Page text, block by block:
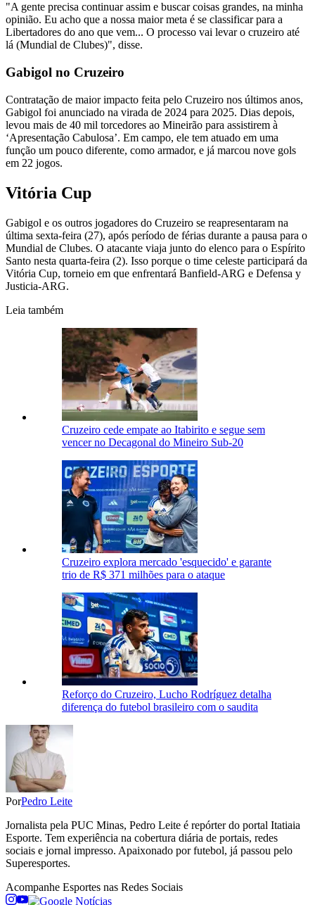
"A gente precisa continuar assim e buscar coisas grandes, na minha
opinião. Eu acho que a nossa maior meta é se classificar para a
Libertadores do ano que vem... O processo vai levar o cruzeiro até
lá (Mundial de Clubes)", disse.
Gabigol no Cruzeiro
Contratação de maior impacto feita pelo Cruzeiro nos últimos anos,
Gabigol foi anunciado na virada de 2024 para 2025. Dias depois,
levou mais de 40 mil torcedores ao Mineirão para assistirem à
‘Apresentação Cabulosa’. Em campo, ele tem atuado em uma
função um pouco diferente, como armador, e já marcou nove gols
em 22 jogos.
Vitória Cup
Gabigol e os outros jogadores do Cruzeiro se reapresentaram na
última sexta-feira (27), após período de férias durante a pausa para o
Mundial de Clubes. O atacante viaja junto do elenco para o Espírito
Santo nesta quarta-feira (2). Isso porque o time celeste participará da
Vitória Cup, torneio em que enfrentará Banfield-ARG e Defensa y
Justicia-ARG.
Leia também
Cruzeiro cede empate ao Itabirito e segue sem
vencer no Decagonal do Mineiro Sub-20
Cruzeiro explora mercado 'esquecido' e garante
trio de R$ 371 milhões para o ataque
Reforço do Cruzeiro, Lucho Rodríguez detalha
diferença do futebol brasileiro com o saudita
PorPedro Leite
Jornalista pela PUC Minas, Pedro Leite é repórter do portal Itatiaia
Esporte. Tem experiência na cobertura diária de portais, redes
sociais e jornal impresso. Apaixonado por futebol, já passou pelo
Superesportes.
Acompanhe Esportes nas Redes Sociais